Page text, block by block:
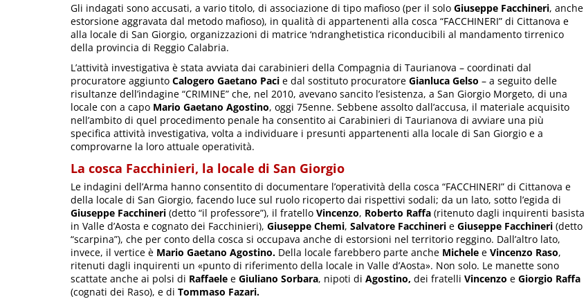
Gli indagati sono accusati, a vario titolo, di associazione di tipo mafioso (per il solo Giuseppe Facchineri, anche
estorsione aggravata dal metodo mafioso), in qualità di appartenenti alla cosca “FACCHINERI” di Cittanova e
alla locale di San Giorgio, organizzazioni di matrice ‘ndranghetistica riconducibili al mandamento tirrenico
della provincia di Reggio Calabria.
L’attività investigativa è stata avviata dai carabinieri della Compagnia di Taurianova – coordinati dal
procuratore aggiunto Calogero Gaetano Paci e dal sostituto procuratore Gianluca Gelso – a seguito delle
risultanze dell’indagine “CRIMINE” che, nel 2010, avevano sancito l’esistenza, a San Giorgio Morgeto, di una
locale con a capo Mario Gaetano Agostino, oggi 75enne. Sebbene assolto dall’accusa, il materiale acquisito
nell’ambito di quel procedimento penale ha consentito ai Carabinieri di Taurianova di avviare una più
specifica attività investigativa, volta a individuare i presunti appartenenti alla locale di San Giorgio e a
comprovarne la loro attuale operatività.
La cosca Facchinieri, la locale di San Giorgio
Le indagini dell’Arma hanno consentito di documentare l’operatività della cosca “FACCHINERI” di Cittanova e
della locale di San Giorgio, facendo luce sul ruolo ricoperto dai rispettivi sodali; da un lato, sotto l’egida di
Giuseppe Facchineri (detto “il professore”), il fratello Vincenzo, Roberto Raffa (ritenuto dagli inquirenti basista
in Valle d’Aosta e cognato dei Facchinieri), Giuseppe Chemi, Salvatore Facchineri e Giuseppe Facchineri (detto
“scarpina”), che per conto della cosca si occupava anche di estorsioni nel territorio reggino. Dall’altro lato,
invece, il vertice è Mario Gaetano Agostino. Della locale farebbero parte anche Michele e Vincenzo Raso,
ritenuti dagli inquirenti un «punto di riferimento della locale in Valle d’Aosta». Non solo. Le manette sono
scattate anche ai polsi di Raffaele e Giuliano Sorbara, nipoti di Agostino, dei fratelli Vincenzo e Giorgio Raffa
(cognati dei Raso), e di Tommaso Fazari.